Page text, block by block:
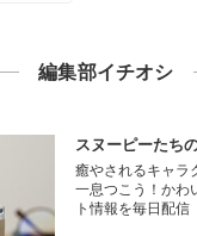
編集部イチオシ
スヌーピーたち
癒やされるキャラ
一息つこう！かわ
ト情報を毎日配信